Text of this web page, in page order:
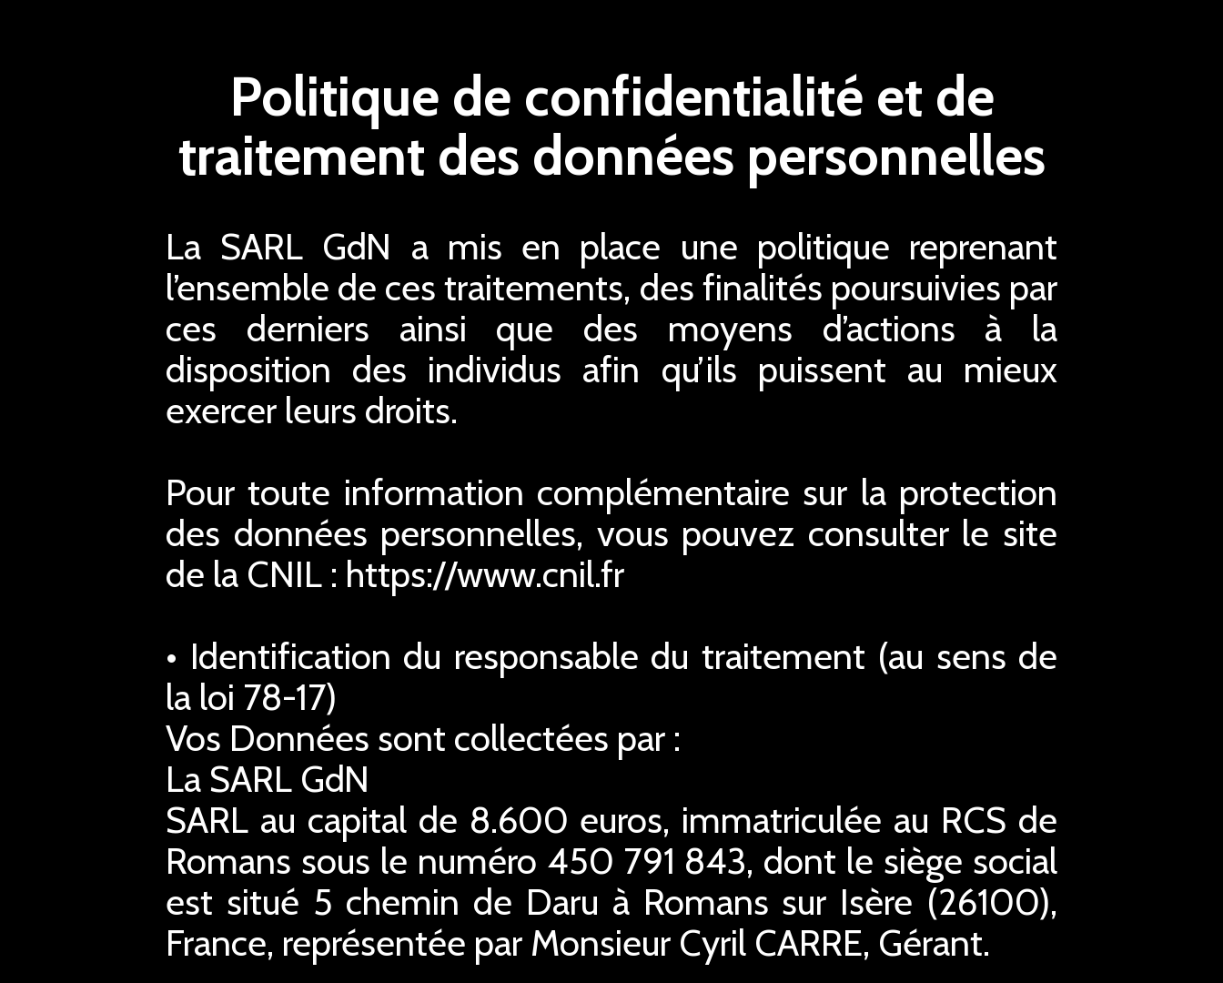
Politique de confidentialité et de
traitement des données personnelles
La SARL GdN a mis en place une politique reprenant
l’ensemble de ces traitements, des finalités poursuivies par
ces derniers ainsi que des moyens d’actions à la
disposition des individus afin qu’ils puissent au mieux
exercer leurs droits.
Pour toute information complémentaire sur la protection
des données personnelles, vous pouvez consulter le site
de la CNIL : https://www.cnil.fr
• Identification du responsable du traitement (au sens de
la loi 78-17)
Vos Données sont collectées par :
La SARL GdN
SARL au capital de 8.600 euros, immatriculée au RCS de
Romans sous le numéro 450 791 843, dont le siège social
est situé 5 chemin de Daru à Romans sur Isère (26100),
France, représentée par Monsieur Cyril CARRE, Gérant.